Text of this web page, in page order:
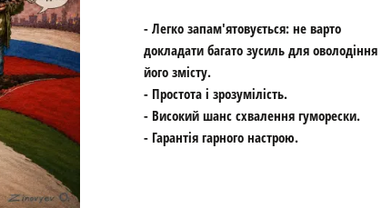
- Легко запам'ятовується: не варто
докладати багато зусиль для оволодіння
його змісту.
- Простота і зрозумілість.
- Високий шанс схвалення гуморески.
- Гарантія гарного настрою.